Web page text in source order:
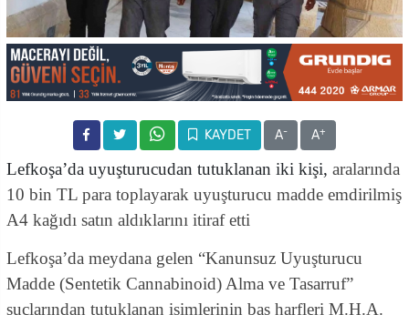
KAYDET A- A+
Lefkoşa’da uyuşturucudan tutuklanan iki kişi, aralarında
10 bin TL para toplayarak uyuşturucu madde emdirilmiş
A4 kağıdı satın aldıklarını itiraf etti
Lefkoşa’da meydana gelen “Kanunsuz Uyuşturucu
Madde (Sentetik Cannabinoid) Alma ve Tasarruf”
suçlarından tutuklanan isimlerinin baş harfleri M.H.A.